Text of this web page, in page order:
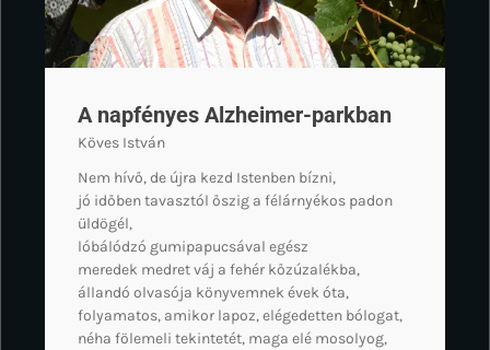
A napfényes Alzheimer-parkban
Köves István
Nem hívő, de újra kezd Istenben bízni,
jó időben tavasztól őszig a félárnyékos padon
üldögél,
lóbálódzó gumipapucsával egész
meredek medret váj a fehér kőzúzalékba,
állandó olvasója könyvemnek évek óta,
folyamatos, amikor lapoz, elégedetten bólogat,
néha fölemeli tekintetét, maga elé mosolyog,